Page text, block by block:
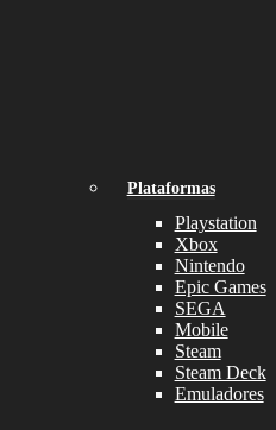
Plataformas
Playstation
Xbox
Nintendo
Epic Games
SEGA
Mobile
Steam
Steam Deck
Emuladores